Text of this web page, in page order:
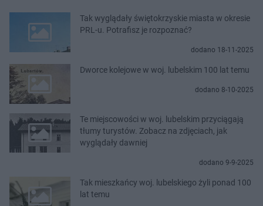
Tak wyglądały świętokrzyskie miasta w okresie
PRL-u. Potrafisz je rozpoznać?
dodano 18-11-2025
Dworce kolejowe w woj. lubelskim 100 lat temu
dodano 8-10-2025
Te miejscowości w woj. lubelskim przyciągają
tłumy turystów. Zobacz na zdjęciach, jak
wyglądały dawniej
dodano 9-9-2025
Tak mieszkańcy woj. lubelskiego żyli ponad 100
lat temu